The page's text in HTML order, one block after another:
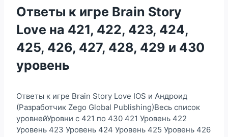
Ответы к игре Brain Story
Love на 421, 422, 423, 424,
425, 426, 427, 428, 429 и 430
уровень
Ответы к игре Brain Story Love IOS и Андроид
(Разработчик Zego Global Publishing)Весь список
уровнейУровни с 421 по 430 421 Уровень 422
Уровень 423 Уровень 424 Уровень 425 Уровень 426